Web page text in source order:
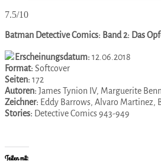
7.5/10
Batman Detective Comics: Band 2: Das
Erscheinungsdatum: 12.06.2018
Format: Softcover
Seiten: 172
Autoren: James Tynion IV, Marguerite
Zeichner: Eddy Barrows, Alvaro Martinez,
Stories: Detective Comics 943-949
Teilen mit: